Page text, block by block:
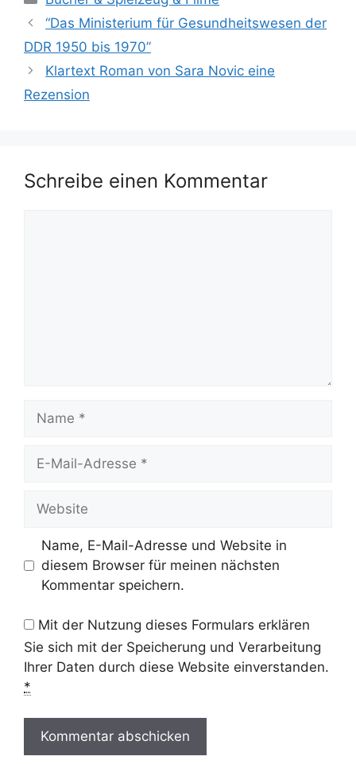
“Das Ministerium für Gesundheitswesen der
DDR 1950 bis 1970”
Klartext Roman von Sara Novic eine
Rezension
Schreibe einen Kommentar
Mail-
Name, E-Mail-Adresse und Website in
diesem Browser für meinen nächsten
Kommentar speichern.
Mit der Nutzung dieses Formulars erklären
Sie sich mit der Speicherung und Verarbeitung
Ihrer Daten durch diese Website einverstanden.
*